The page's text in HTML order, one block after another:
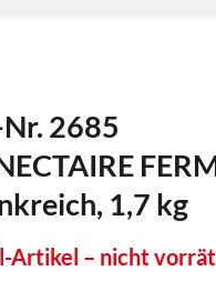
2685
1,7 kg
Artikel – nicht